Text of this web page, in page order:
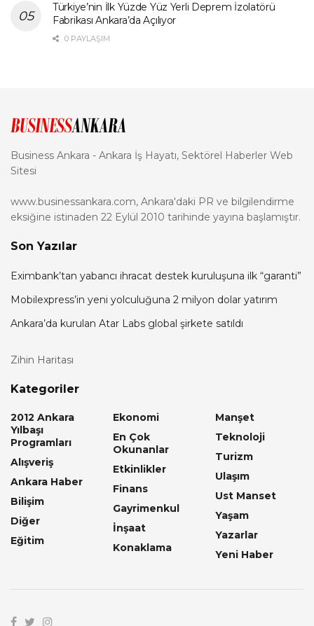
Türkiye’nin İlk Yüzde Yüz Yerli Deprem İzolatörü
Fabrikası Ankara’da Açılıyor
0 PAYLAŞIM
Business Ankara - Ankara İş Hayatı, Sektörel Haberler Web
Sitesi
www.businessankara.com, Ankara'daki PR ve bilgilendirme
eksiğine istinaden 22 Eylül 2010 tarihinde yayına başlamıştır.
Son Yazılar
Eximbank’tan yabancı ihracat destek kuruluşuna ilk “garanti”
Mobilexpress’in yeni yolculuğuna 2 milyon dolar yatırım
Ankara’da kurulan Atar Labs global şirkete satıldı
Zihin Haritası
Kategoriler
2012 Ankara
Yılbaşı
Programları
Alışveriş
Ankara Haber
Bilişim
Diğer
Eğitim
Ekonomi
En Çok
Okunanlar
Etkinlikler
Finans
Gayrimenkul
İnşaat
Konaklama
Manşet
Teknoloji
Turizm
Ulaşım
Ust Manset
Yaşam
Yazarlar
Yeni Haber